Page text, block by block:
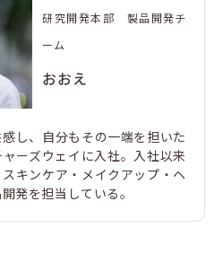
研究開発本部 製品開発チ
ーム
おおえ
し、自分もその一端を担いた
ーズウェイに入社。入社以来
キンケア・メイクアップ・ヘ
発を担当している。